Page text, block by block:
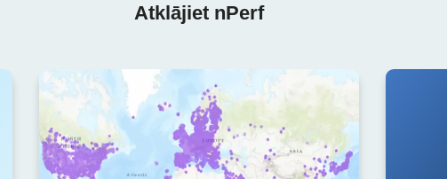
Atklājiet nPerf